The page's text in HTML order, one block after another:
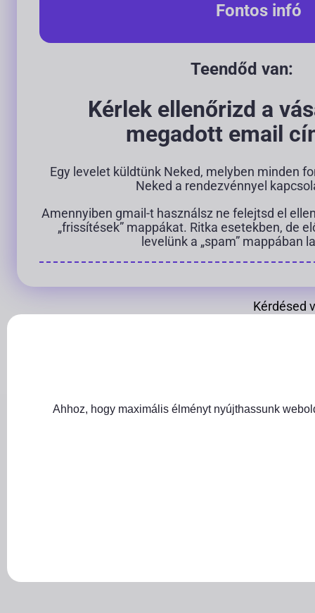
Fontos infó
Teendőd van:
Kérlek ellenőrizd a
megadott email
Egy levelet küldtünk Neked, melyben minden
Neked a rendezvénnyel
Amennyiben gmail-t használsz ne felejtsd el
„frissítések” mappákat. Ritka esetekben, de
levelünk a „spam” mappában
Kérdésed
Ahhoz, hogy maximális élményt nyújthassunk